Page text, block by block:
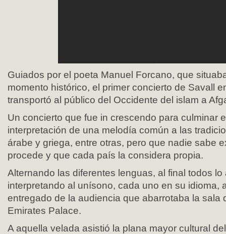
Guiados por el poeta Manuel Forcano, que
momento histórico, el primer concierto de Savall
transportó al público del Occidente del islam a
Un concierto que fue in crescendo para culminar
interpretación de una melodía común a las
árabe y griega, entre otras, pero que nadie sabe
procede y que cada país la considera propia.
Alternando las diferentes lenguas, al final todos lo
interpretando al unísono, cada uno en su idioma,
entregado de la audiencia que abarrotaba la sala
Emirates Palace.
A aquella velada asistió la plana mayor cultural